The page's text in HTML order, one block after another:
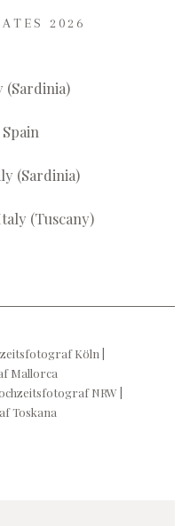
2026
(Sardinia)
(Sardinia)
(Tuscany)
Köln |
Mallorca
NRW |
Toskana